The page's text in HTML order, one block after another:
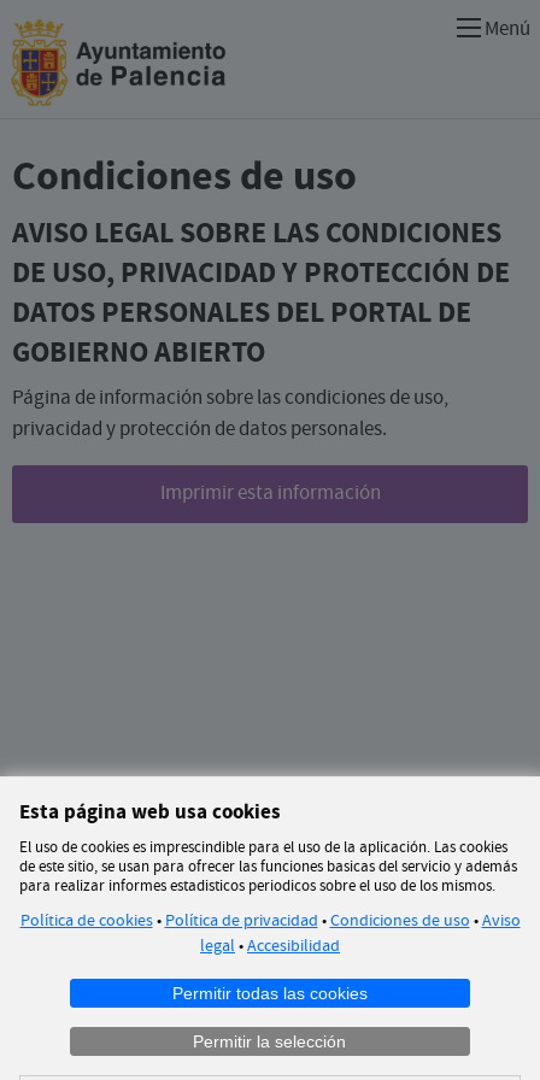
Participa
Palencia
Menú
Condiciones de uso
AVISO LEGAL SOBRE LAS CONDICIONES
DE USO, PRIVACIDAD Y PROTECCIÓN DE
DATOS PERSONALES DEL PORTAL DE
GOBIERNO ABIERTO
Página de información sobre las condiciones de uso,
privacidad y protección de datos personales.
Imprimir esta información
Esta página web usa cookies
El uso de cookies es imprescindible para el uso de la aplicación. Las cookies
de este sitio, se usan para ofrecer las funciones basicas del servicio y además
para realizar informes estadisticos periodicos sobre el uso de los mismos.
Política de cookies• Política de privacidad •Condiciones de uso •Aviso
legal •Accesibilidad
Permitir todas las cookies
Permitir la selección
Ayuntamiento de Palencia